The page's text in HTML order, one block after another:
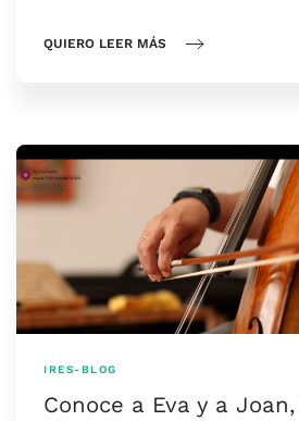
QUIERO LEER MÁS
IRES-BLOG
Conoce a Eva y a